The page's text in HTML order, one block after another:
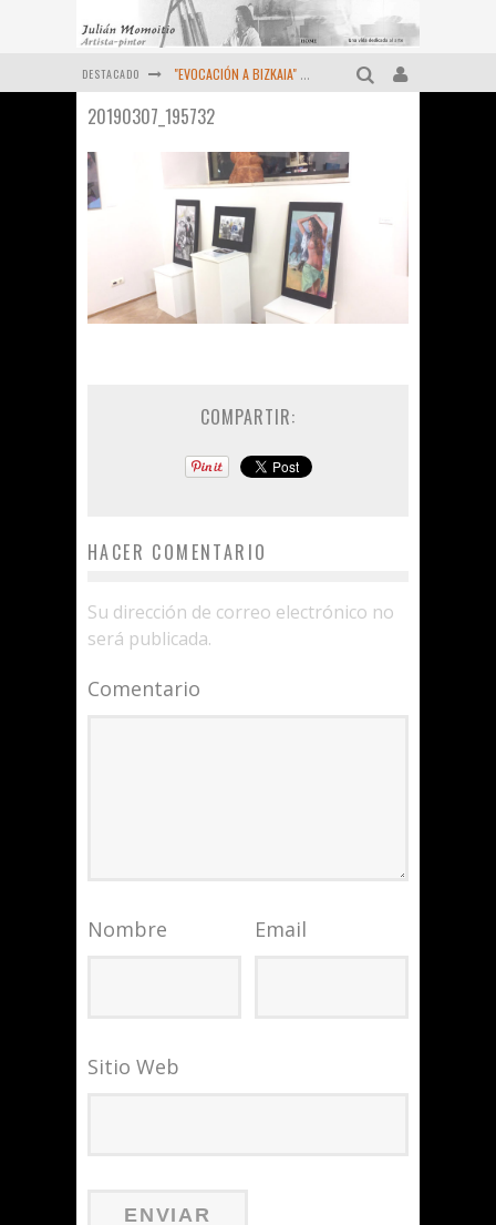
DESTACADO "EVOCACIÓN A BIZKAIA" ORTUELLA (1983-2024) Momoitio
Viejas reliquias de la prensa (Año 1974)
OCTUBRE DE 2022 - Un retrato más de MOMOITIO
Diciembre de 2021 - Últimas obras
MOMOITIO y La Espiral de las artes (1998 )
20190307_195732
COMPARTIR:
HACER COMENTARIO
Su dirección de correo electrónico no
será publicada.
Comentario
Nombre Email
Sitio Web